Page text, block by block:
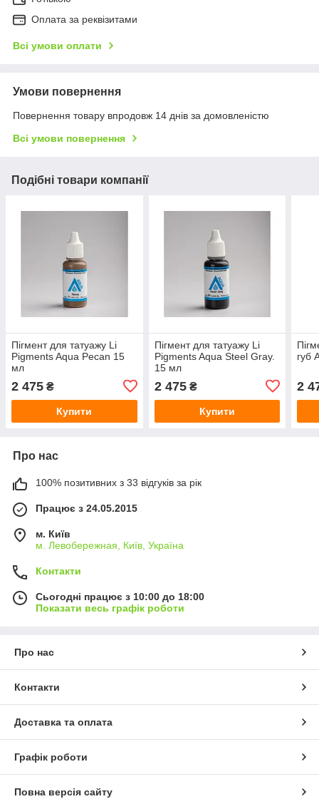
Оплата за реквізитами
Всі умови оплати
Умови повернення
Повернення товару впродовж 14 днів за домовленістю
Всі умови повернення
Подібні товари компанії
Пігмент для татуажу Li
Pigments Aqua Pecan 15
мл
2 475 ₴
Купити
Пігмент для татуажу Li
Pigments Aqua Steel Gray.
15 мл
2 475₴
Купити
губ
2
Про нас
100% позитивних з 33 відгуків за рік
Працює з 24.05.2015
м. Київ
м. Левобережная, Київ, Україна
Контакти
Сьогодні працює з 10:00 до 18:00
Показати весь графік роботи
Про нас
Контакти
Доставка та оплата
Графік роботи
Повна версія сайту